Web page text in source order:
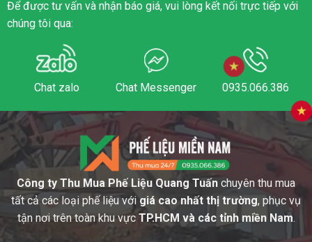
Để được tư vấn và nhận báo giá, vui lòng kết nối trực tiếp với
chúng tôi qua:
Chat zalo Chat Messenger 0935.066.386
Công ty Thu Mua Phế Liệu Quang Tuấn chuyên thu mua
tất cả các loại phế liệu vớigiá cao nhất thị trường, phục vụ
tận nơi trên toàn khu vực TP.HCM và các tỉnh miền Nam.